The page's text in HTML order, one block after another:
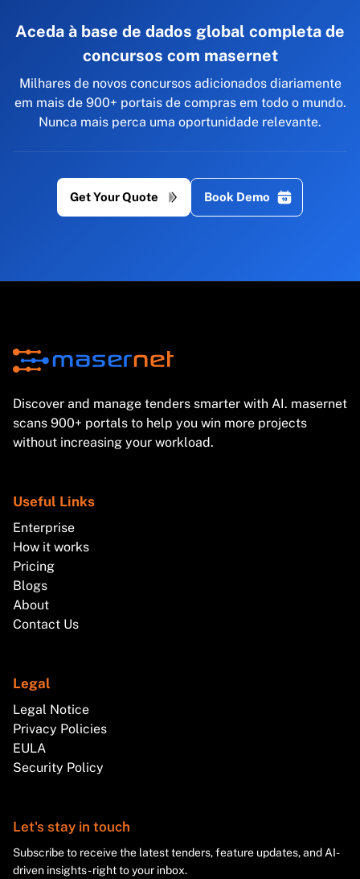
Aceda à base de dados global completa de
concursos com masernet
Milhares de novos concursos adicionados diariamente
em mais de 900+ portais de compras em todo o mundo.
Nunca mais perca uma oportunidade relevante.
Get Your Quote Book Demo
Discover and manage tenders smarter with AI. masernet
scans 900+ portals to help you win more projects
without increasing your workload.
Useful Links
Enterprise
How it works
Pricing
Blogs
About
Contact Us
Legal
Legal Notice
Privacy Policies
EULA
Security Policy
Let's stay in touch
Subscribe to receive the latest tenders, feature updates, and AI-
driven insights - right to your inbox.